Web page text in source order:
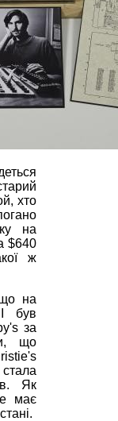
хто
на
$640
ж
що на
I був
за
що
Як
має